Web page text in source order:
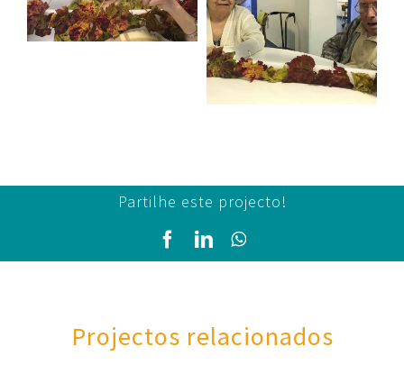
Partilhe este projecto!
Facebook
LinkedInWhatsApp
Projectos relacionados